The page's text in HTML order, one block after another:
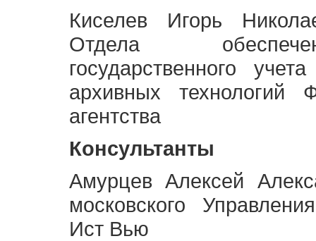
Киселев Игорь
Отдела
государственного
архивных технологий
агентства
Консультанты
Амурцев Алексей
московского
Ист Вью